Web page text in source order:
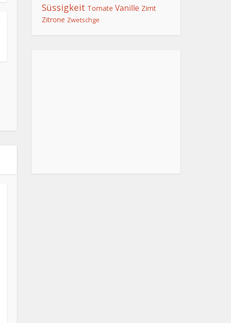
Süssigkeit Tomate Vanille Zimt
Zitrone Zwetschge